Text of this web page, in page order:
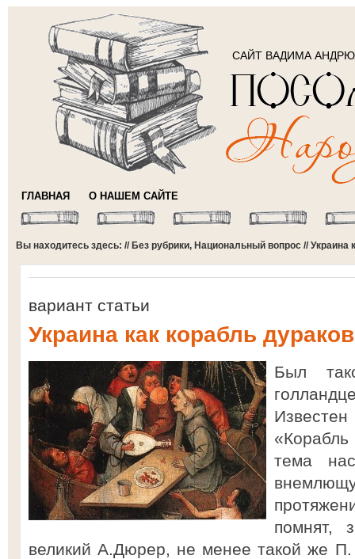
САЙТ ВАДИМА
ГЛАВНАЯ О НАШЕМ САЙТЕ
Вы находитесь здесь: // Без рубрики, Национальный вопрос // Украина
вариант статьи
Украина как корабль дураков
Был
тема
помнят,
великий А.Дюрер, не менее такой же П.